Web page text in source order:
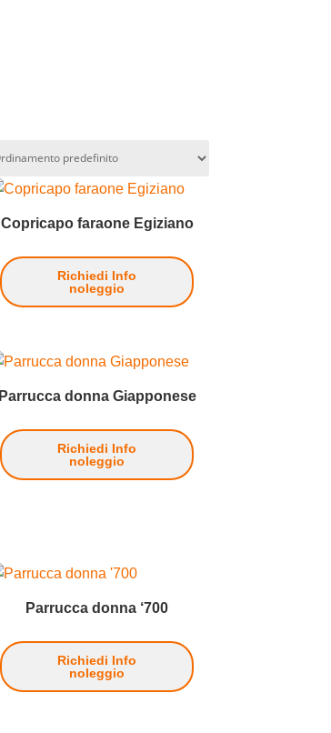
Copricapo faraone Egiziano
Richiedi Info
noleggio
Parrucca donna Giapponese
Richiedi Info
noleggio
Parrucca donna ‘700
Richiedi Info
noleggio